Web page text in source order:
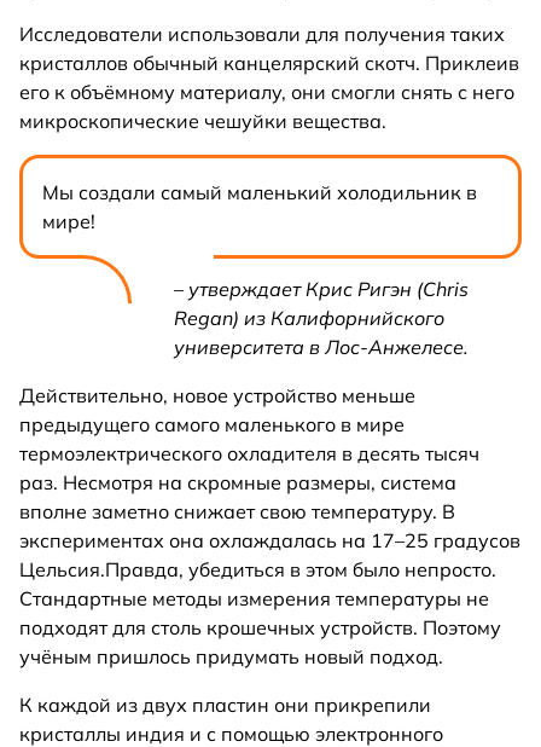
Исследователи использовали для получения таких
кристаллов обычный канцелярский скотч. Приклеив
его к объёмному материалу, они смогли снять с него
микроскопические чешуйки вещества.
Мы создали самый маленький холодильник в
мире!
– утверждает Крис Ригэн (Chris
Regan) из Калифорнийского
университета в Лос-Анжелесе.
Действительно, новое устройство меньше
предыдущего самого маленького в мире
термоэлектрического охладителя в десять тысяч
раз. Несмотря на скромные размеры, система
вполне заметно снижает свою температуру. В
экспериментах она охлаждалась на 17–25 градусов
Цельсия.Правда, убедиться в этом было непросто.
Стандартные методы измерения температуры не
подходят для столь крошечных устройств. Поэтому
учёным пришлось придумать новый подход.
К каждой из двух пластин они прикрепили
кристаллы индия и с помощью электронного